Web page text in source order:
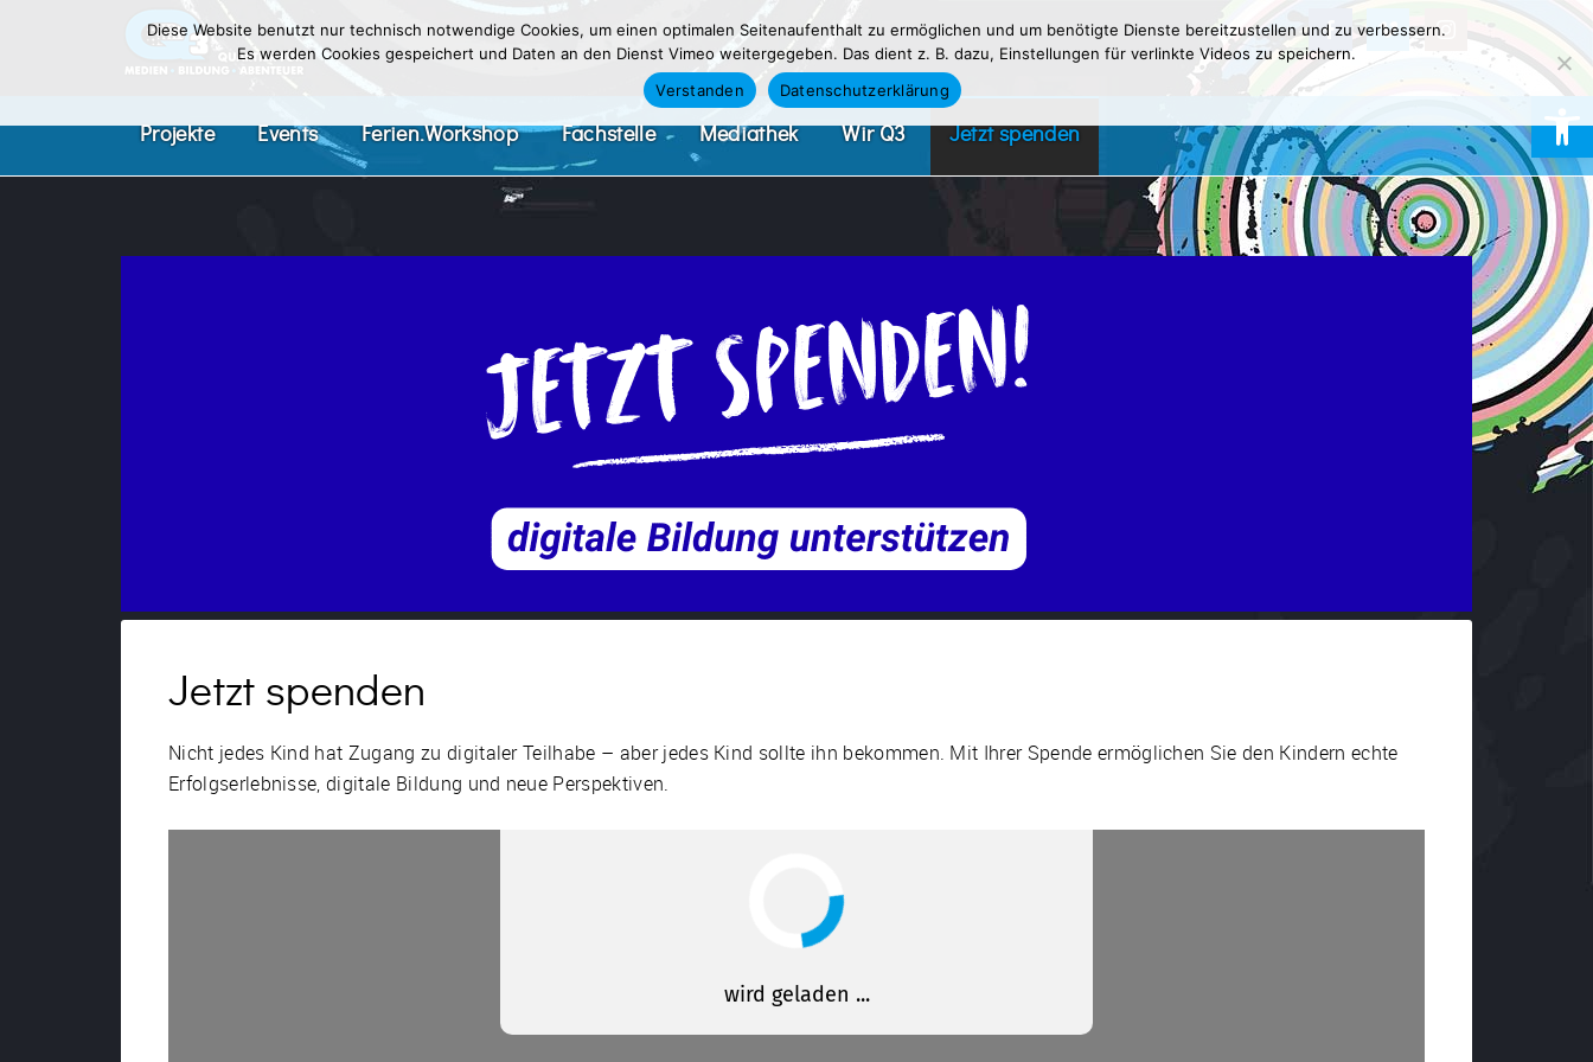
Projekte Events Ferien.Workshop Fachstelle Mediathek Wir Q3 Jetzt spenden
Jetzt spenden
Nicht jedes Kind hat Zugang zu digitaler Teilhabe – aber jedes Kind sollte ihn bekommen. Mit Ihrer Spende ermöglichen Sie den Kindern echte
Erfolgserlebnisse, digitale Bildung und neue Perspektiven.
Diese Website benutzt nur technisch notwendige Cookies, um einen optimalen Seitenaufenthalt zu ermöglichen und um benötigte Dienste bereitzustellen und zu verbessern.
Es werden Cookies gespeichert und Daten an den Dienst Vimeo weitergegeben. Das dient z. B. dazu, Einstellungen für verlinkte Videos zu speichern.
Verstanden
Datenschutzerklärung